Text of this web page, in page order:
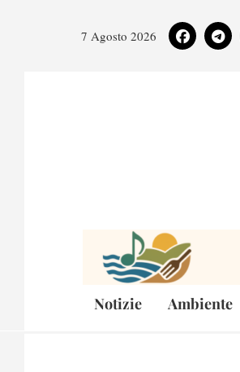
7 Agosto 2026
Notizie Ambiente